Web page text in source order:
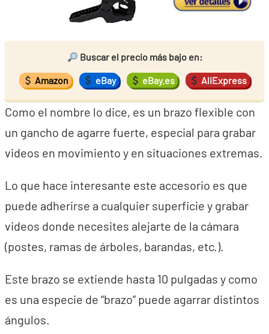
Buscar el precio más bajo en:
Amazon eBay eBay.es AliExpress
Como el nombre lo dice, es un brazo flexible con
un gancho de agarre fuerte, especial para grabar
videos en movimiento y en situaciones extremas.
Lo que hace interesante este accesorio es que
puede adherirse a cualquier superficie y grabar
videos donde necesites alejarte de la cámara
(postes, ramas de árboles, barandas, etc.).
Este brazo se extiende hasta 10 pulgadas y como
es una especie de “brazo” puede agarrar distintos
ángulos.